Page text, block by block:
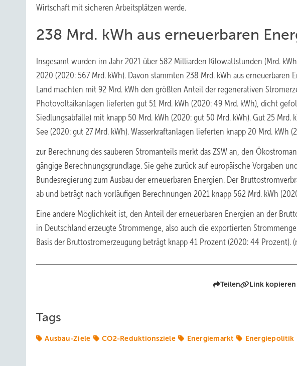
Wirtschaft mit sicheren Arbeitsplätzen werde.
238 Mrd. kWh aus erneuerbaren
Insgesamt wurden im Jahr 2021 über 582 Milliarden Kilowattstunden (Mrd.
2020 (2020: 567 Mrd. kWh). Davon stammten 238 Mrd. kWh aus erneuerbaren
Land machten mit 92 Mrd. kWh den größten Anteil der regenerativen
Photovoltaikanlagen lieferten gut 51 Mrd. kWh (2020: 49 Mrd. kWh), dicht
Siedlungsabfälle) mit knapp 50 Mrd. kWh (2020: gut 50 Mrd. kWh). Gut 25
See (2020: gut 27 Mrd. kWh). Wasserkraftanlagen lieferten knapp 20 Mrd. kWh
zur Berechnung des sauberen Stromanteils merkt das ZSW an, den
gängige Berechnungsgrundlage. Sie gehe zurück auf europäische Vorgaben
Bundesregierung zum Ausbau der erneuerbaren Energien. Der
ab und beträgt nach vorläufigen Berechnungen 2021 knapp 562 Mrd. kWh
Eine andere Möglichkeit ist, den Anteil der erneuerbaren Energien an der
in Deutschland erzeugte Strommenge, also auch die exportierten
Basis der Bruttostromerzeugung beträgt knapp 41 Prozent (2020: 44 Prozent).
Teilen Link kopieren
Tags
Ausbau-Ziele CO2-Reduktionsziele Energiemarkt Energiepolitik